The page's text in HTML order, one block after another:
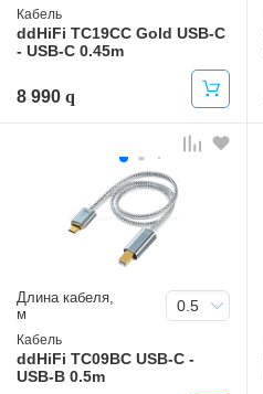
Кабель
ddHiFi TC19CC Gold USB-C
- USB-C 0.45m
8 990
Длина кабеля,
м
0.5
Кабель
ddHiFi TC09BC USB-C -
USB-B 0.5m